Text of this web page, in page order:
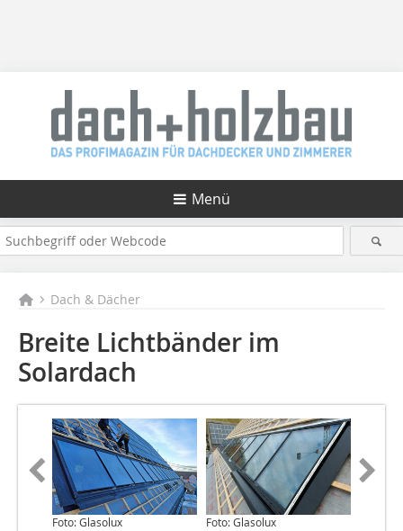
Menü
Dach & Dächer
Breite Lichtbänder im
Solardach
Foto: Glasolux Foto: Glasolux